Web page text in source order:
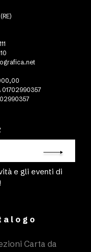
e gli eventi di
01702990357
Carta da